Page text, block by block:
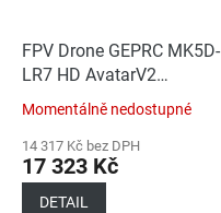
FPV Drone GEPRC MK5D-
LR7 HD AvatarV2
GPS_ELRS915
Momentálně nedostupné
14 317 Kč bez DPH
17 323 Kč
DETAIL